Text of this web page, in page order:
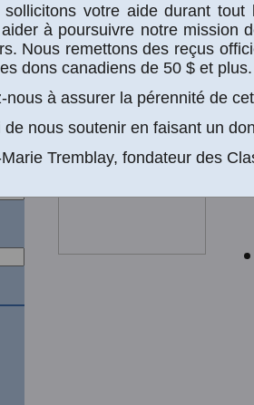
«
sollicitons votre aide durant
à poursuivre notre mission
Nous remettons des reçus
dons canadiens de 50 $ et plus.
nous à assurer la pérennité de
de nous soutenir en faisant un
Tremblay, fondateur des